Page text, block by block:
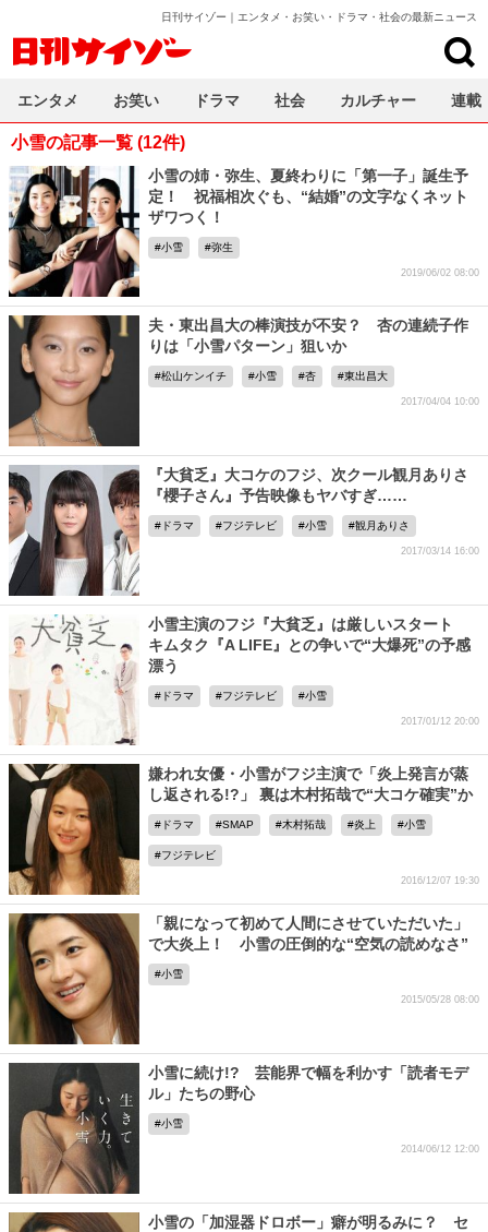
日刊サイゾー｜エンタメ・お笑い・ドラマ・社会の最新ニュース
小雪の記事一覧 (12件)
小雪の姉・弥生、夏終わりに「第一子」誕生予
定！ 祝福相次ぐも、“結婚”の文字なくネット
ザワつく！
小雪 弥生
2019/06/02 08:00
夫・東出昌大の棒演技が不安？ 杏の連続子作
りは「小雪パターン」狙いか
松山ケンイチ 小雪 杏 東出昌大
2017/04/04 10:00
『大貧乏』大コケのフジ、次クール観月ありさ
『櫻子さん』予告映像もヤバすぎ……
ドラマ フジテレビ 小雪 観月ありさ
2017/03/14 16:00
小雪主演のフジ『大貧乏』は厳しいスタート
キムタク『A LIFE』との争いで“大爆死”の予感
漂う
ドラマ フジテレビ 小雪
2017/01/12 20:00
嫌われ女優・小雪がフジ主演で「炎上発言が蒸
し返される!?」 裏は木村拓哉で“大コケ確実”か
ドラマ SMAP 木村拓哉 炎上 小雪
フジテレビ
2016/12/07 19:30
「親になって初めて人間にさせていただいた」
で大炎上！ 小雪の圧倒的な“空気の読めなさ”
小雪
2015/05/28 08:00
小雪に続け!? 芸能界で幅を利かす「読者モデ
ル」たちの野心
小雪
2014/06/12 12:00
小雪の「加湿器ドロボー」癖が明るみに？ セ
エンタメ お笑い ドラマ 社会 カルチャー 連載